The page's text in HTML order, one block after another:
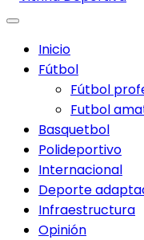
Inicio
Fútbol
Fútbol
Futbol
Basquetbol
Polideportivo
Internacional
Deporte
Infraestructura
Opinión